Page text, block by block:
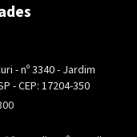
- nº 3340 - Jardim
- CEP: 17204-350